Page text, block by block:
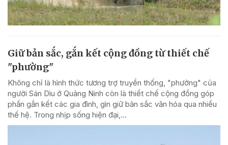
Giữ bản sắc, gắn kết cộng đồng từ thiết chế
"phường"
Không chỉ là hình thức tương trợ truyền thống, "phường" của
người Sán Dìu ở Quảng Ninh còn là thiết chế cộng đồng góp
phần gắn kết các gia đình, gìn giữ bản sắc văn hóa qua nhiều
thế hệ. Trong nhịp sống hiện đại,...